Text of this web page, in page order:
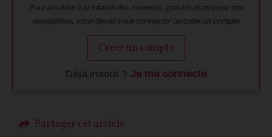
Pour accéder à la totalité des contenus gratuits et recevoir nos
newsletters, vous devez vous connecter ou créer un compte.
Créer un compte
Déja inscrit ? Je me connecte
Partager cet article